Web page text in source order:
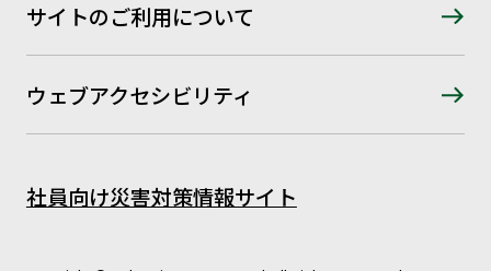
サイトのご利用について
ウェブアクセシビリティ
社員向け災害対策情報サイト